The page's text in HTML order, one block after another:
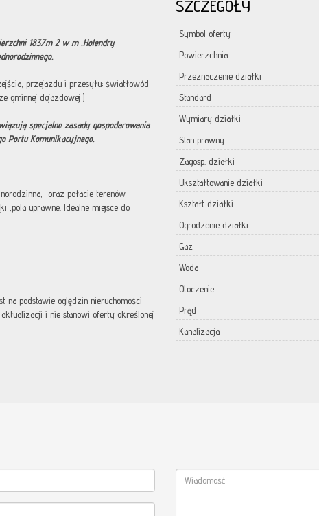
1837m 2 w m .Holendry
przejazdu i przesyłu; światłowód
gminnej dojazdowej )
specjalne zasady gospodarowania
Portu Komunikacyjnego.
oraz połacie terenów
,pola uprawne. Idealne miejsce do
na podstawie oględzin nieruchomości
i nie stanowi oferty określonej
SZCZEGÓŁY
Symbol oferty
Powierzchnia
Przeznaczenie działki
Standard
Wymiary działki
Stan prawny
Zagosp. działki
Ukształtowanie działki
Kształt działki
Ogrodzenie działki
Gaz
Woda
Otoczenie
Prąd
Kanalizacja